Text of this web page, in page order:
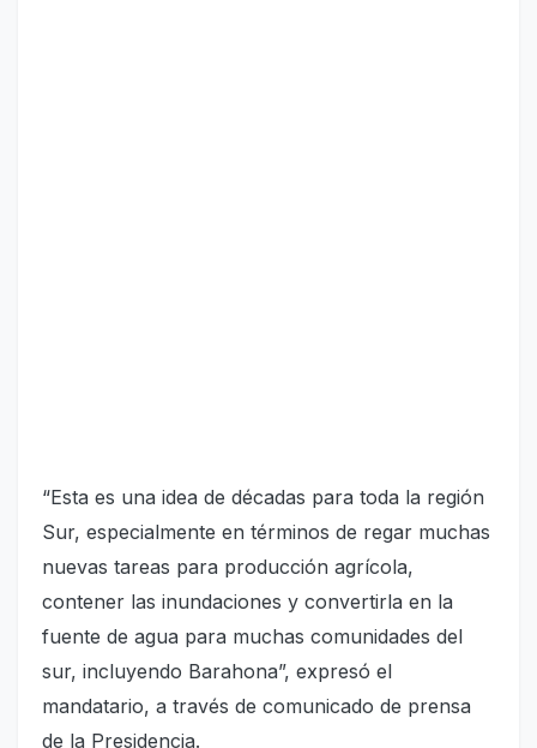
“Esta es una idea de décadas para toda la región
Sur, especialmente en términos de regar muchas
nuevas tareas para producción agrícola,
contener las inundaciones y convertirla en la
fuente de agua para muchas comunidades del
sur, incluyendo Barahona”, expresó el
mandatario, a través de comunicado de prensa
de la Presidencia.